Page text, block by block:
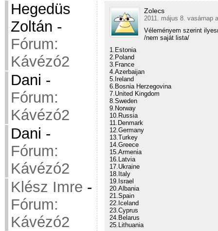
Hegedüs
Zoltán -
Fórum:
Kávézó2
Dani -
Fórum:
Kávézó2
Dani -
Fórum:
Kávézó2
Klész Imre -
Fórum:
Kávézó2
Zolecs
2011. május 8. vasárnap
Véleményem szerint
/nem saját lista/
1.Estonia
2.Poland
3.France
4.Azerbaijan
5.Ireland
6.Bosnia Herzegovina
7.United Kingdom
8.Sweden
9.Norway
10.Russia
11.Denmark
12.Germany
13.Turkey
14.Greece
15.Armenia
16.Latvia
17.Ukraine
18.Italy
19.Israel
20.Albania
21.Spain
22.Iceland
23.Cyprus
24.Belarus
25.Lithuania